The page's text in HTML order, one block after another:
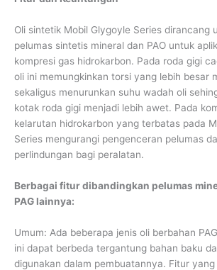
Oli sintetik Mobil Glygoyle Series dirancang
pelumas sintetis mineral dan PAO untuk
kompresi gas hidrokarbon. Pada roda gigi
oli ini memungkinkan torsi yang lebih besar
sekaligus menurunkan suhu wadah oli
kotak roda gigi menjadi lebih awet. Pada
kelarutan hidrokarbon yang terbatas pada
Series mengurangi pengenceran pelumas
perlindungan bagi peralatan.
Berbagai fitur dibandingkan pelumas
PAG lainnya:
Umum: Ada beberapa jenis oli berbahan
ini dapat berbeda tergantung bahan baku
digunakan dalam pembuatannya. Fitur